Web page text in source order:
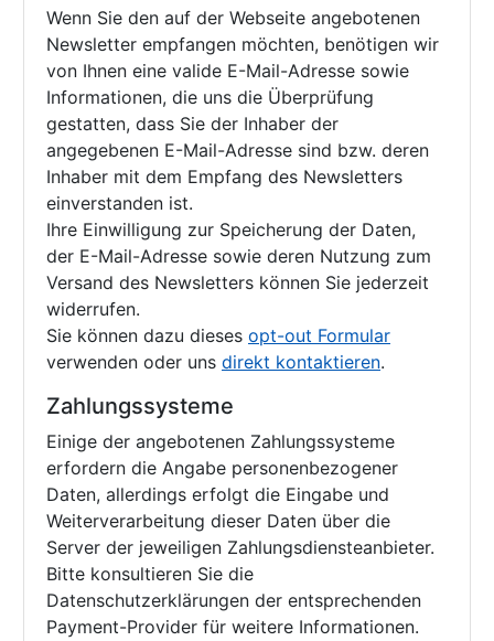
Wenn Sie den auf der Webseite angebotenen
Newsletter empfangen möchten, benötigen wir
von Ihnen eine valide E-Mail-Adresse sowie
Informationen, die uns die Überprüfung
gestatten, dass Sie der Inhaber der
angegebenen E-Mail-Adresse sind bzw. deren
Inhaber mit dem Empfang des Newsletters
einverstanden ist.
Ihre Einwilligung zur Speicherung der Daten,
der E-Mail-Adresse sowie deren Nutzung zum
Versand des Newsletters können Sie jederzeit
widerrufen.
Sie können dazu dieses opt-out Formular
verwenden oder uns direkt kontaktieren.
Zahlungssysteme
Einige der angebotenen Zahlungssysteme
erfordern die Angabe personenbezogener
Daten, allerdings erfolgt die Eingabe und
Weiterverarbeitung dieser Daten über die
Server der jeweiligen Zahlungsdiensteanbieter.
Bitte konsultieren Sie die
Datenschutzerklärungen der entsprechenden
Payment-Provider für weitere Informationen.